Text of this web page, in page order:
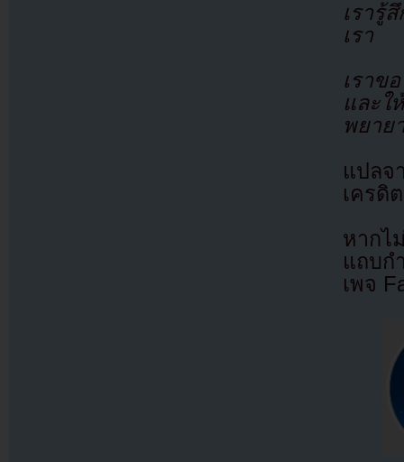
เรารู้
เรา
เราข
และใ
พยาย
แปล
เครดิ
หากไ
แถบก
เพจ